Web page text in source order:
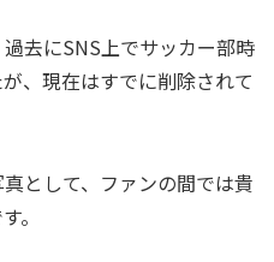
去にSNS上でサッカー部時
、現在はすでに削除されて
として、ファンの間では貴
。